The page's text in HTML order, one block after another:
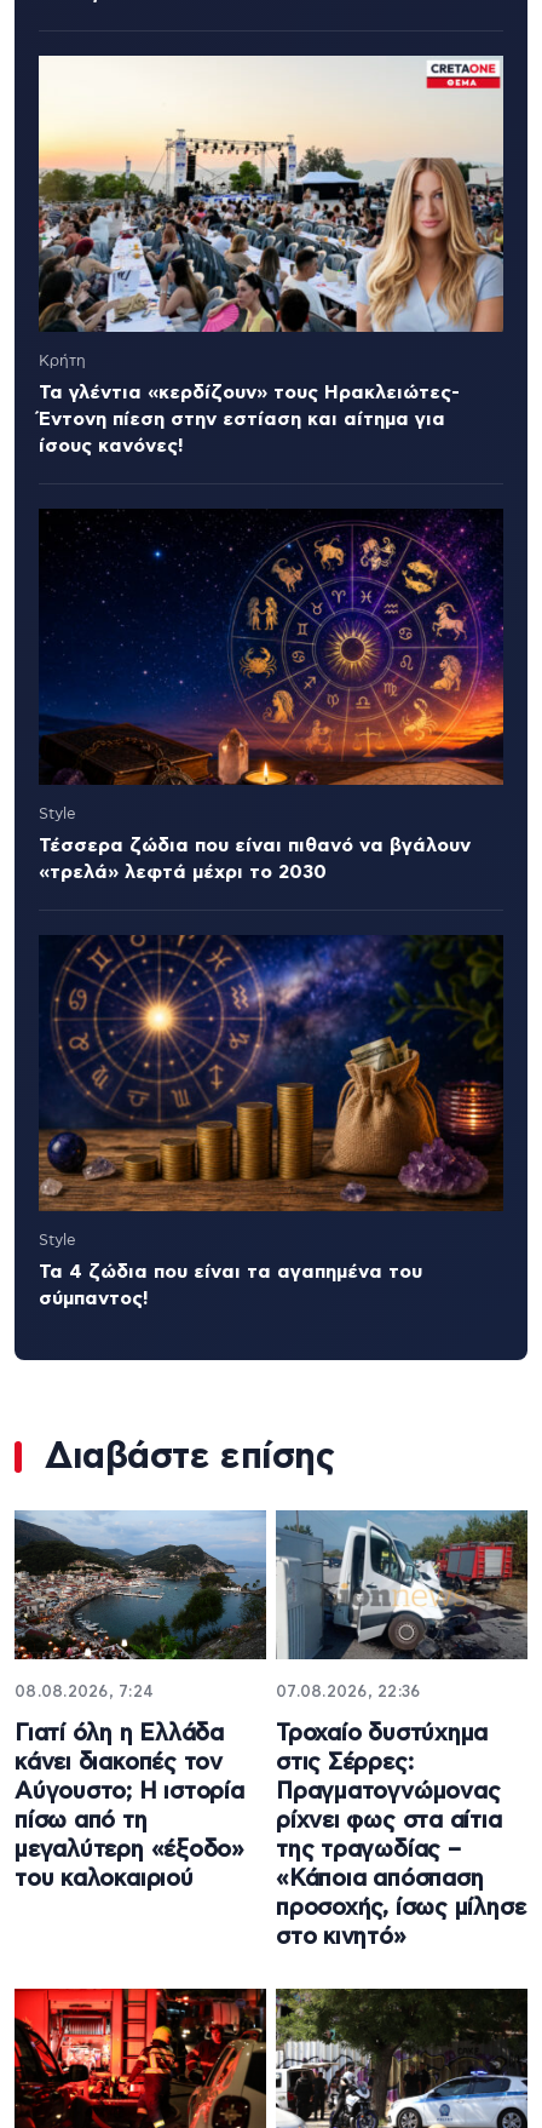
Κρήτη
Τα γλέντια «κερδίζουν» τους Ηρακλειώτες-
Έντονη πίεση στην εστίαση και αίτημα για
ίσους κανόνες!
Style
Τέσσερα ζώδια που είναι πιθανό να βγάλουν
«τρελά» λεφτά μέχρι το 2030
Style
Τα 4 ζώδια που είναι τα αγαπημένα του
σύμπαντος!
Διαβάστε επίσης
08.08.2026, 7:24
Γιατί όλη η Ελλάδα
κάνει διακοπές τον
Αύγουστο; Η ιστορία
πίσω από τη
μεγαλύτερη «έξοδο»
του καλοκαιριού
07.08.2026, 22:36
Τροχαίο δυστύχημα
στις Σέρρες:
Πραγματογνώμονας
ρίχνει φως στα αίτια
της τραγωδίας –
«Κάποια απόσπαση
προσοχής, ίσως μίλησε
στο κινητό»